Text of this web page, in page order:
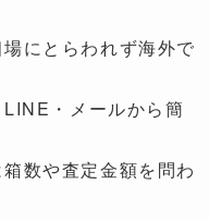
にとらわれず海外で
・メールから簡
数や査定金額を問わ